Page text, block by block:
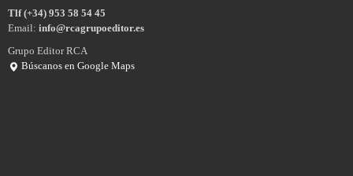
Tlf (+34) 953 58 54 45
Email: info@rcagrupoeditor.es
Grupo Editor RCA
Búscanos en Google Maps